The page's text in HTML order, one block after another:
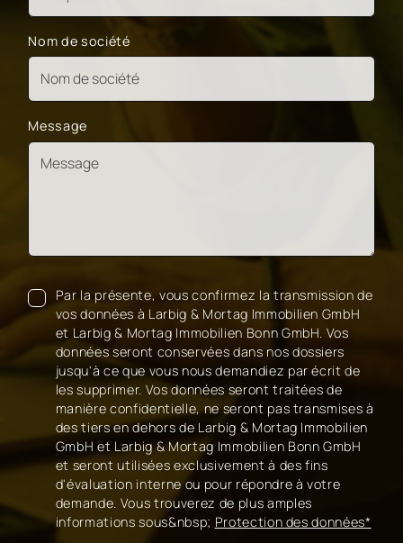
Nom de société
Message
Par la présente, vous confirmez la transmission de
vos données à Larbig & Mortag Immobilien GmbH
et Larbig & Mortag Immobilien Bonn GmbH. Vos
données seront conservées dans nos dossiers
jusqu'à ce que vous nous demandiez par écrit de
les supprimer. Vos données seront traitées de
manière confidentielle, ne seront pas transmises à
des tiers en dehors de Larbig & Mortag Immobilien
GmbH et Larbig & Mortag Immobilien Bonn GmbH
et seront utilisées exclusivement à des fins
d'évaluation interne ou pour répondre à votre
demande. Vous trouverez de plus amples
informations sous&nbsp; Protection des données*